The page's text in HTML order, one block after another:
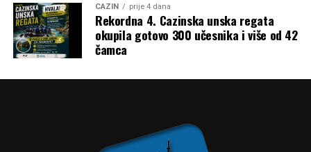
CAZIN prije 4 dana
Rekordna 4. Cazinska unska regata
okupila gotovo 300 učesnika i više od 42
čamca